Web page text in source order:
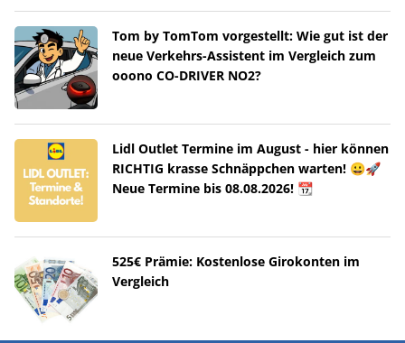
Tom by TomTom vorgestellt: Wie gut ist der
neue Verkehrs-Assistent im Vergleich zum
ooono CO-DRIVER NO2?
Lidl Outlet Termine im August - hier können
RICHTIG krasse Schnäppchen warten! 😀🚀
Neue Termine bis 08.08.2026! 📆
525€ Prämie: Kostenlose Girokonten im
Vergleich